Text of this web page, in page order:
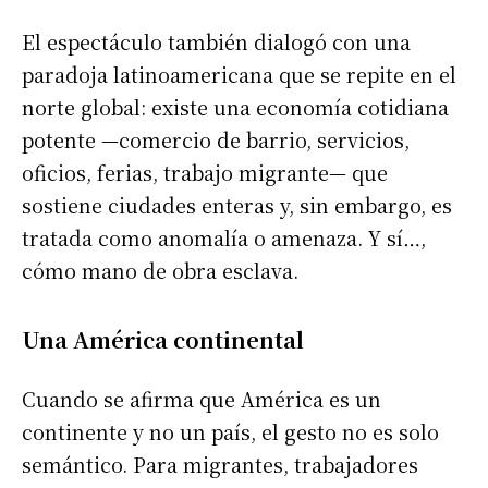
El espectáculo también dialogó con una
paradoja latinoamericana que se repite en el
norte global: existe una economía cotidiana
potente —comercio de barrio, servicios,
oficios, ferias, trabajo migrante— que
sostiene ciudades enteras y, sin embargo, es
tratada como anomalía o amenaza. Y sí…,
cómo mano de obra esclava.
Una América continental
Cuando se afirma que América es un
continente y no un país, el gesto no es solo
semántico. Para migrantes, trabajadores